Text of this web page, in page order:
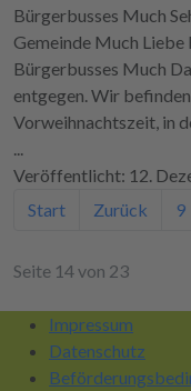
Bürgerbusses Much
Gemeinde Much Liebe
Bürgerbusses Much
entgegen. Wir
Vorweihnachtszeit, in
Veröffentlicht: 12.
Start
Zurück 9
Seite 14 von 23
Impressum
Datenschutz